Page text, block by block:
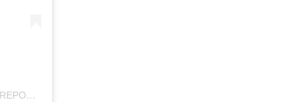
UNA PUBLICACIÓN COMPARTIDA DE REPORTERO AMBULANTE (@REPORTEROAMBULANTE)